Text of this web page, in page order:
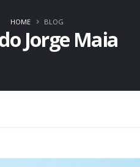
Jorge Maia
HOME BLOG